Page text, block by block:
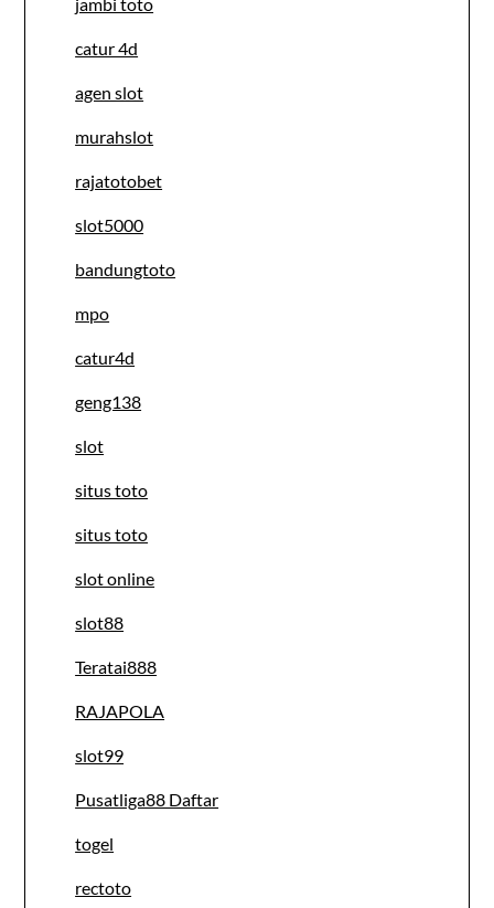
catur 4d
agen slot
murahslot
rajatotobet
slot5000
bandungtoto
mpo
catur4d
geng138
slot
situs toto
situs toto
slot online
slot88
Teratai888
RAJAPOLA
slot99
Pusatliga88 Daftar
togel
rectoto